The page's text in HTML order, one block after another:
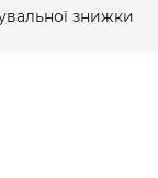
знижки